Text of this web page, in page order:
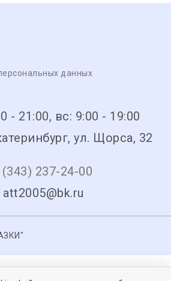
данных
- 21:00, вс: 9:00 - 19:00
ул. Щорса, 32
(343) 237-24-00
att2005@bk.ru